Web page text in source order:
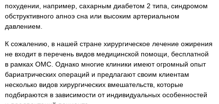
похудении, например, сахарным диабетом 2 типа, синдромом
обструктивного апноэ сна или высоким артериальном
давлением.
К сожалению, в нашей стране хирургическое лечение ожирения
не входит в перечень видов медицинской помощи, бесплатной
в рамках ОМС. Однако многие клиники имеют огромный опыт
бариатрических операций и предлагают своим клиентам
несколько видов хирургических вмешательств, которые
подбираются в зависимости от индивидуальных особенностей